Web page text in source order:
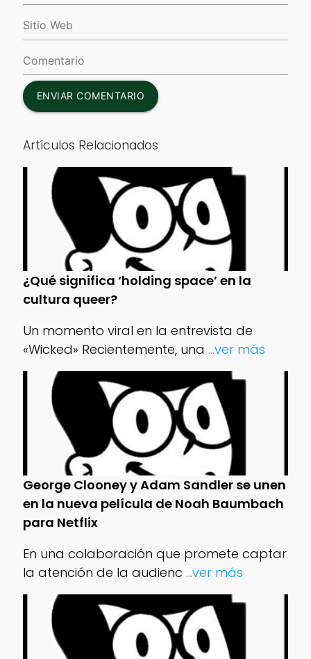
ENVIAR COMENTARIO
Artículos Relacionados
¿Qué significa ‘holding space’ en la
cultura queer?
Un momento viral en la entrevista de
«Wicked» Recientemente, una ...ver más
George Clooney y Adam Sandler se unen
en la nueva película de Noah Baumbach
para Netflix
En una colaboración que promete captar
la atención de la audienc ...ver más